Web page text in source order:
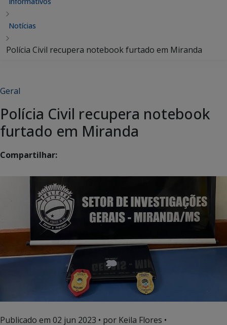
Notícias
Polícia Civil recupera notebook furtado em Miranda
Geral
Polícia Civil recupera notebook
furtado em Miranda
Compartilhar:
Publicado em 02 jun 2023 • por Keila Flores •